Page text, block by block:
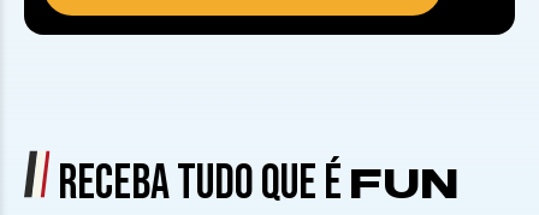
RECEBA TUDO QUE É FUN